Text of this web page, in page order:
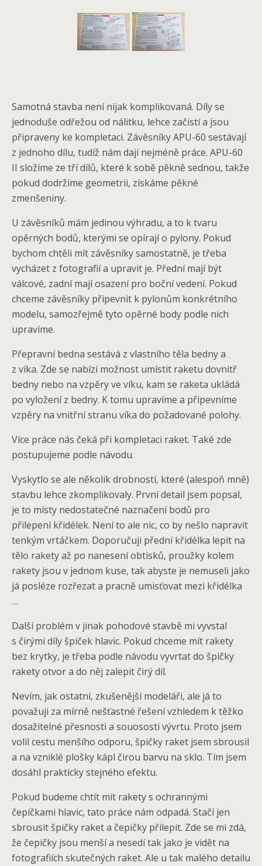
Samotná stavba není nijak komplikovaná. Díly se
jednoduše odřežou od nálitku, lehce začistí a jsou
připraveny ke kompletaci. Závěsníky APU-60 sestávají
z jednoho dílu, tudíž nám dají nejméně práce. APU-60
II složíme ze tří dílů, které k sobě pěkně sednou, takže
pokud dodržíme geometrii, získáme pěkné
zmenšeniny.
U závěsníků mám jedinou výhradu, a to k tvaru
opěrných bodů, kterými se opírají o pylony. Pokud
bychom chtěli mít závěsníky samostatně, je třeba
vycházet z fotografií a upravit je. Přední mají být
válcové, zadní mají osazení pro boční vedení. Pokud
chceme závěsníky připevnit k pylonům konkrétního
modelu, samozřejmě tyto opěrné body podle nich
upravíme.
Přepravní bedna sestává z vlastního těla bedny a
z víka. Zde se nabízí možnost umístit raketu dovnitř
bedny nebo na vzpěry ve víku, kam se raketa ukládá
po vyložení z bedny. K tomu upravíme a připevníme
vzpěry na vnitřní stranu víka do požadované polohy.
Více práce nás čeká při kompletaci raket. Také zde
postupujeme podle návodu.
Vyskytlo se ale několik drobností, které (alespoň mně)
stavbu lehce zkomplikovaly. První detail jsem popsal,
je to místy nedostatečné naznačení bodů pro
přilepení křidélek. Není to ale nic, co by nešlo napravit
tenkým vrtáčkem. Doporučuji přední křidélka lepit na
tělo rakety až po nanesení obtisků, proužky kolem
rakety jsou v jednom kuse, tak abyste je nemuseli jako
já posléze rozřezat a pracně umisťovat mezi křidélka
…
Další problém v jinak pohodové stavbě mi vyvstal
s čirými díly špiček hlavic. Pokud chceme mít rakety
bez krytky, je třeba podle návodu vyvrtat do špičky
rakety otvor a do něj zalepit čirý díl.
Nevím, jak ostatní, zkušenější modeláři, ale já to
považuji za mírně nešťastné řešení vzhledem k těžko
dosažitelné přesnosti a souososti vývrtu. Proto jsem
volil cestu menšího odporu, špičky raket jsem sbrousil
a na vzniklé plošky kápl čirou barvu na sklo. Tím jsem
dosáhl prakticky stejného efektu.
Pokud budeme chtít mít rakety s ochrannými
čepičkami hlavic, tato práce nám odpadá. Stačí jen
sbrousit špičky raket a čepičky přilepit. Zde se mi zdá,
že čepičky jsou menší a nesedí tak jako je vidět na
fotografiích skutečných raket. Ale u tak malého detailu